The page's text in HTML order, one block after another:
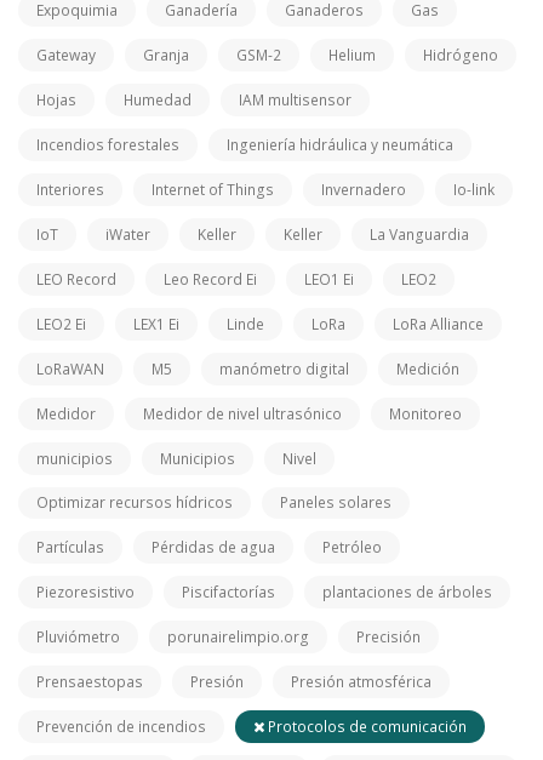
Expoquimia Ganadería Ganaderos Gas
Gateway Granja GSM-2 Helium Hidrógeno
Hojas Humedad IAM multisensor
Incendios forestales Ingeniería hidráulica y neumática
Interiores Internet of Things Invernadero Io-link
IoT iWater Keller Keller La Vanguardia
LEO Record Leo Record Ei LEO1 Ei LEO2
LEO2 Ei LEX1 Ei Linde LoRa LoRa Alliance
LoRaWAN M5 manómetro digital Medición
Medidor Medidor de nivel ultrasónico Monitoreo
municipios Municipios Nivel
Optimizar recursos hídricos Paneles solares
Partículas Pérdidas de agua Petróleo
Piezoresistivo Piscifactorías plantaciones de árboles
Pluviómetro porunairelimpio.org Precisión
Prensaestopas Presión Presión atmosférica
Prevención de incendios Protocolos de comunicación